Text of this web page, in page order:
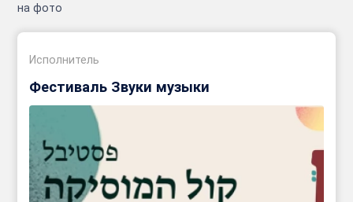
на фото
Исполнитель
Фестиваль Звуки музыки